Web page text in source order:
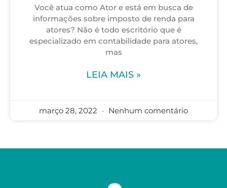
Você atua como Ator e está em busca de
informações sobre imposto de renda para
atores? Não é todo escritório que é
especializado em contabilidade para atores,
mas
LEIA MAIS »
março 28, 2022 Nenhum comentário